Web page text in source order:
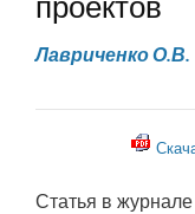
Лавриченко О.В.
Статья в журнале